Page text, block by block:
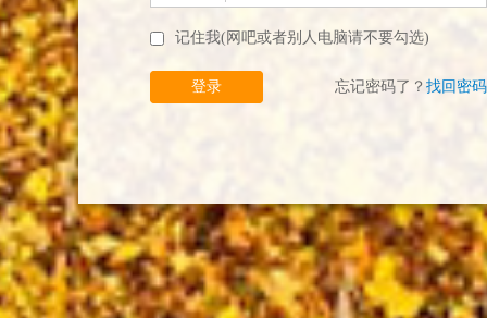
记住我(网吧或者别人电脑请不要勾选)
登录 忘记密码了？ 找回密码